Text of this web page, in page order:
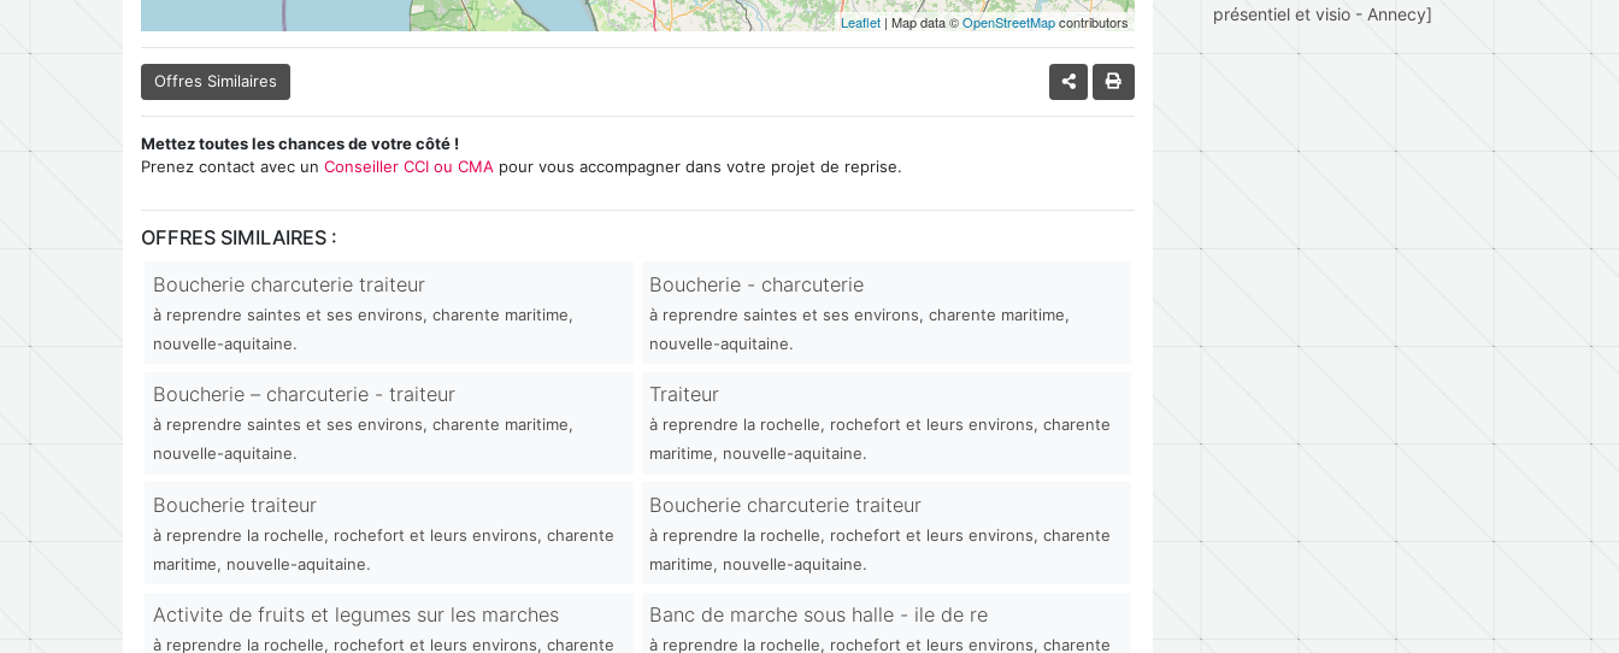
Leaflet | Map data ©OpenStreetMapcontributors
Offres Similaires
Mettez toutes les chances de votre côté !
Prenez contact avec un Conseiller CCI ou CMA pour vous accompagner dans votre projet de reprise.
OFFRES SIMILAIRES :
Boucherie charcuterie traiteur
à reprendre saintes et ses environs, charente maritime,
nouvelle-aquitaine.
Boucherie - charcuterie
à reprendre saintes et ses environs, charente maritime,
nouvelle-aquitaine.
Boucherie – charcuterie - traiteur
à reprendre saintes et ses environs, charente maritime,
nouvelle-aquitaine.
Traiteur
à reprendre la rochelle, rochefort et leurs environs, charente
maritime, nouvelle-aquitaine.
Boucherie traiteur
à reprendre la rochelle, rochefort et leurs environs, charente
maritime, nouvelle-aquitaine.
Boucherie charcuterie traiteur
à reprendre la rochelle, rochefort et leurs environs, charente
maritime, nouvelle-aquitaine.
Activite de fruits et legumes sur les marches
à reprendre la rochelle, rochefort et leurs environs, charente
Banc de marche sous halle - ile de re
à reprendre la rochelle, rochefort et leurs environs, charente
présentiel et visio - Annecy]